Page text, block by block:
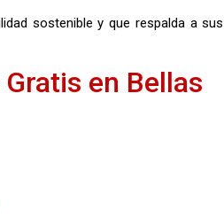
sostenible y que respalda a sus
en Bellas